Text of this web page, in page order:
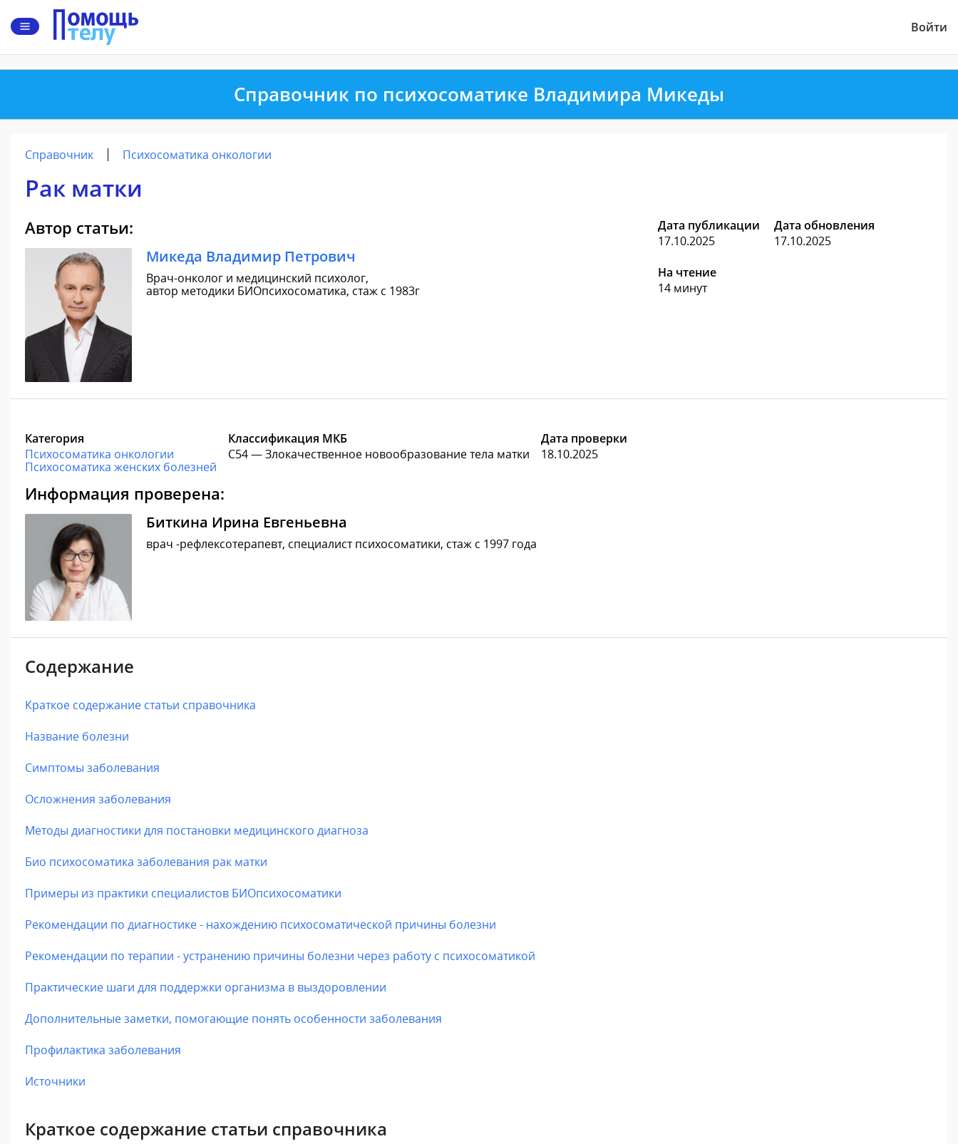
Войти
Справочник по психосоматике Владимира Микеды
Справочник Психосоматика онкологии
Рак матки
Автор статьи:
Микеда Владимир Петрович
Врач-онколог и медицинский психолог,
автор методики БИОпсихосоматика, стаж с 1983г
Дата публикации
17.10.2025
Дата обновления
17.10.2025
На чтение
14 минут
Категория
Психосоматика онкологии
Психосоматика женских болезней
Классификация МКБ
C54 — Злокачественное новообразование тела матки
Дата проверки
18.10.2025
Информация проверена:
Биткина Ирина Евгеньевна
врач -рефлексотерапевт, специалист психосоматики, стаж с 1997 года
Содержание
Краткое содержание статьи справочника
Название болезни
Симптомы заболевания
Осложнения заболевания
Методы диагностики для постановки медицинского диагноза
Био психосоматика заболевания рак матки
Примеры из практики специалистов БИОпсихосоматики
Рекомендации по диагностике - нахождению психосоматической причины болезни
Рекомендации по терапии - устранению причины болезни через работу с психосоматикой
Практические шаги для поддержки организма в выздоровлении
Дополнительные заметки, помогающие понять особенности заболевания
Профилактика заболевания
Источники
Краткое содержание статьи справочника